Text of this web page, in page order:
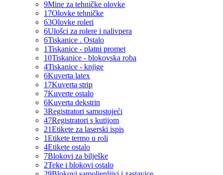
9Mine za tehničke olovke
17Olovke tehničke
63Olovke roleri
6Ulošci za rolere i nalivpera
6Tiskanice . Ostalo
1Tiskanice - platni promet
10Tiskanice - blokovska roba
4Tiskanice - knjige
6Kuverta latex
17Kuverta strip
7Kuverte ostalo
6Kuverta dekstrin
3Registratori samostojeći
47Registratori s kutijom
21Etikete za laserski ispis
1Etikete termo u roli
4Etikete ostalo
7Blokovi za bilješke
2Teke i blokovi ostalo